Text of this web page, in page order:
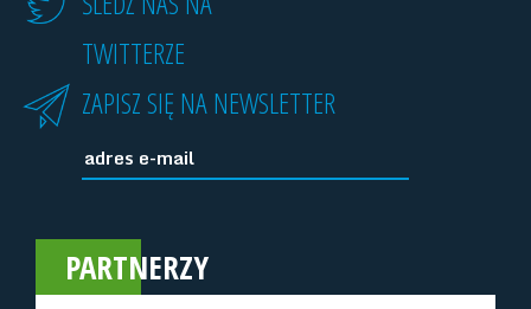
TWITTERZE
ZAPISZ SIĘ NA NEWSLETTER
PARTNERZY